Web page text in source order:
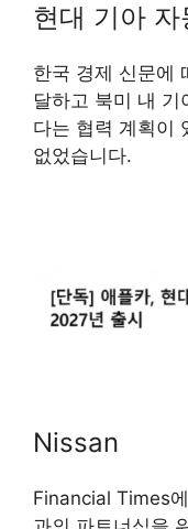
현대 기아 자
한국 경제 신문에
달하고 북미 내
다는 협력 계획이
없었습니다.
Nissan
Financial Times